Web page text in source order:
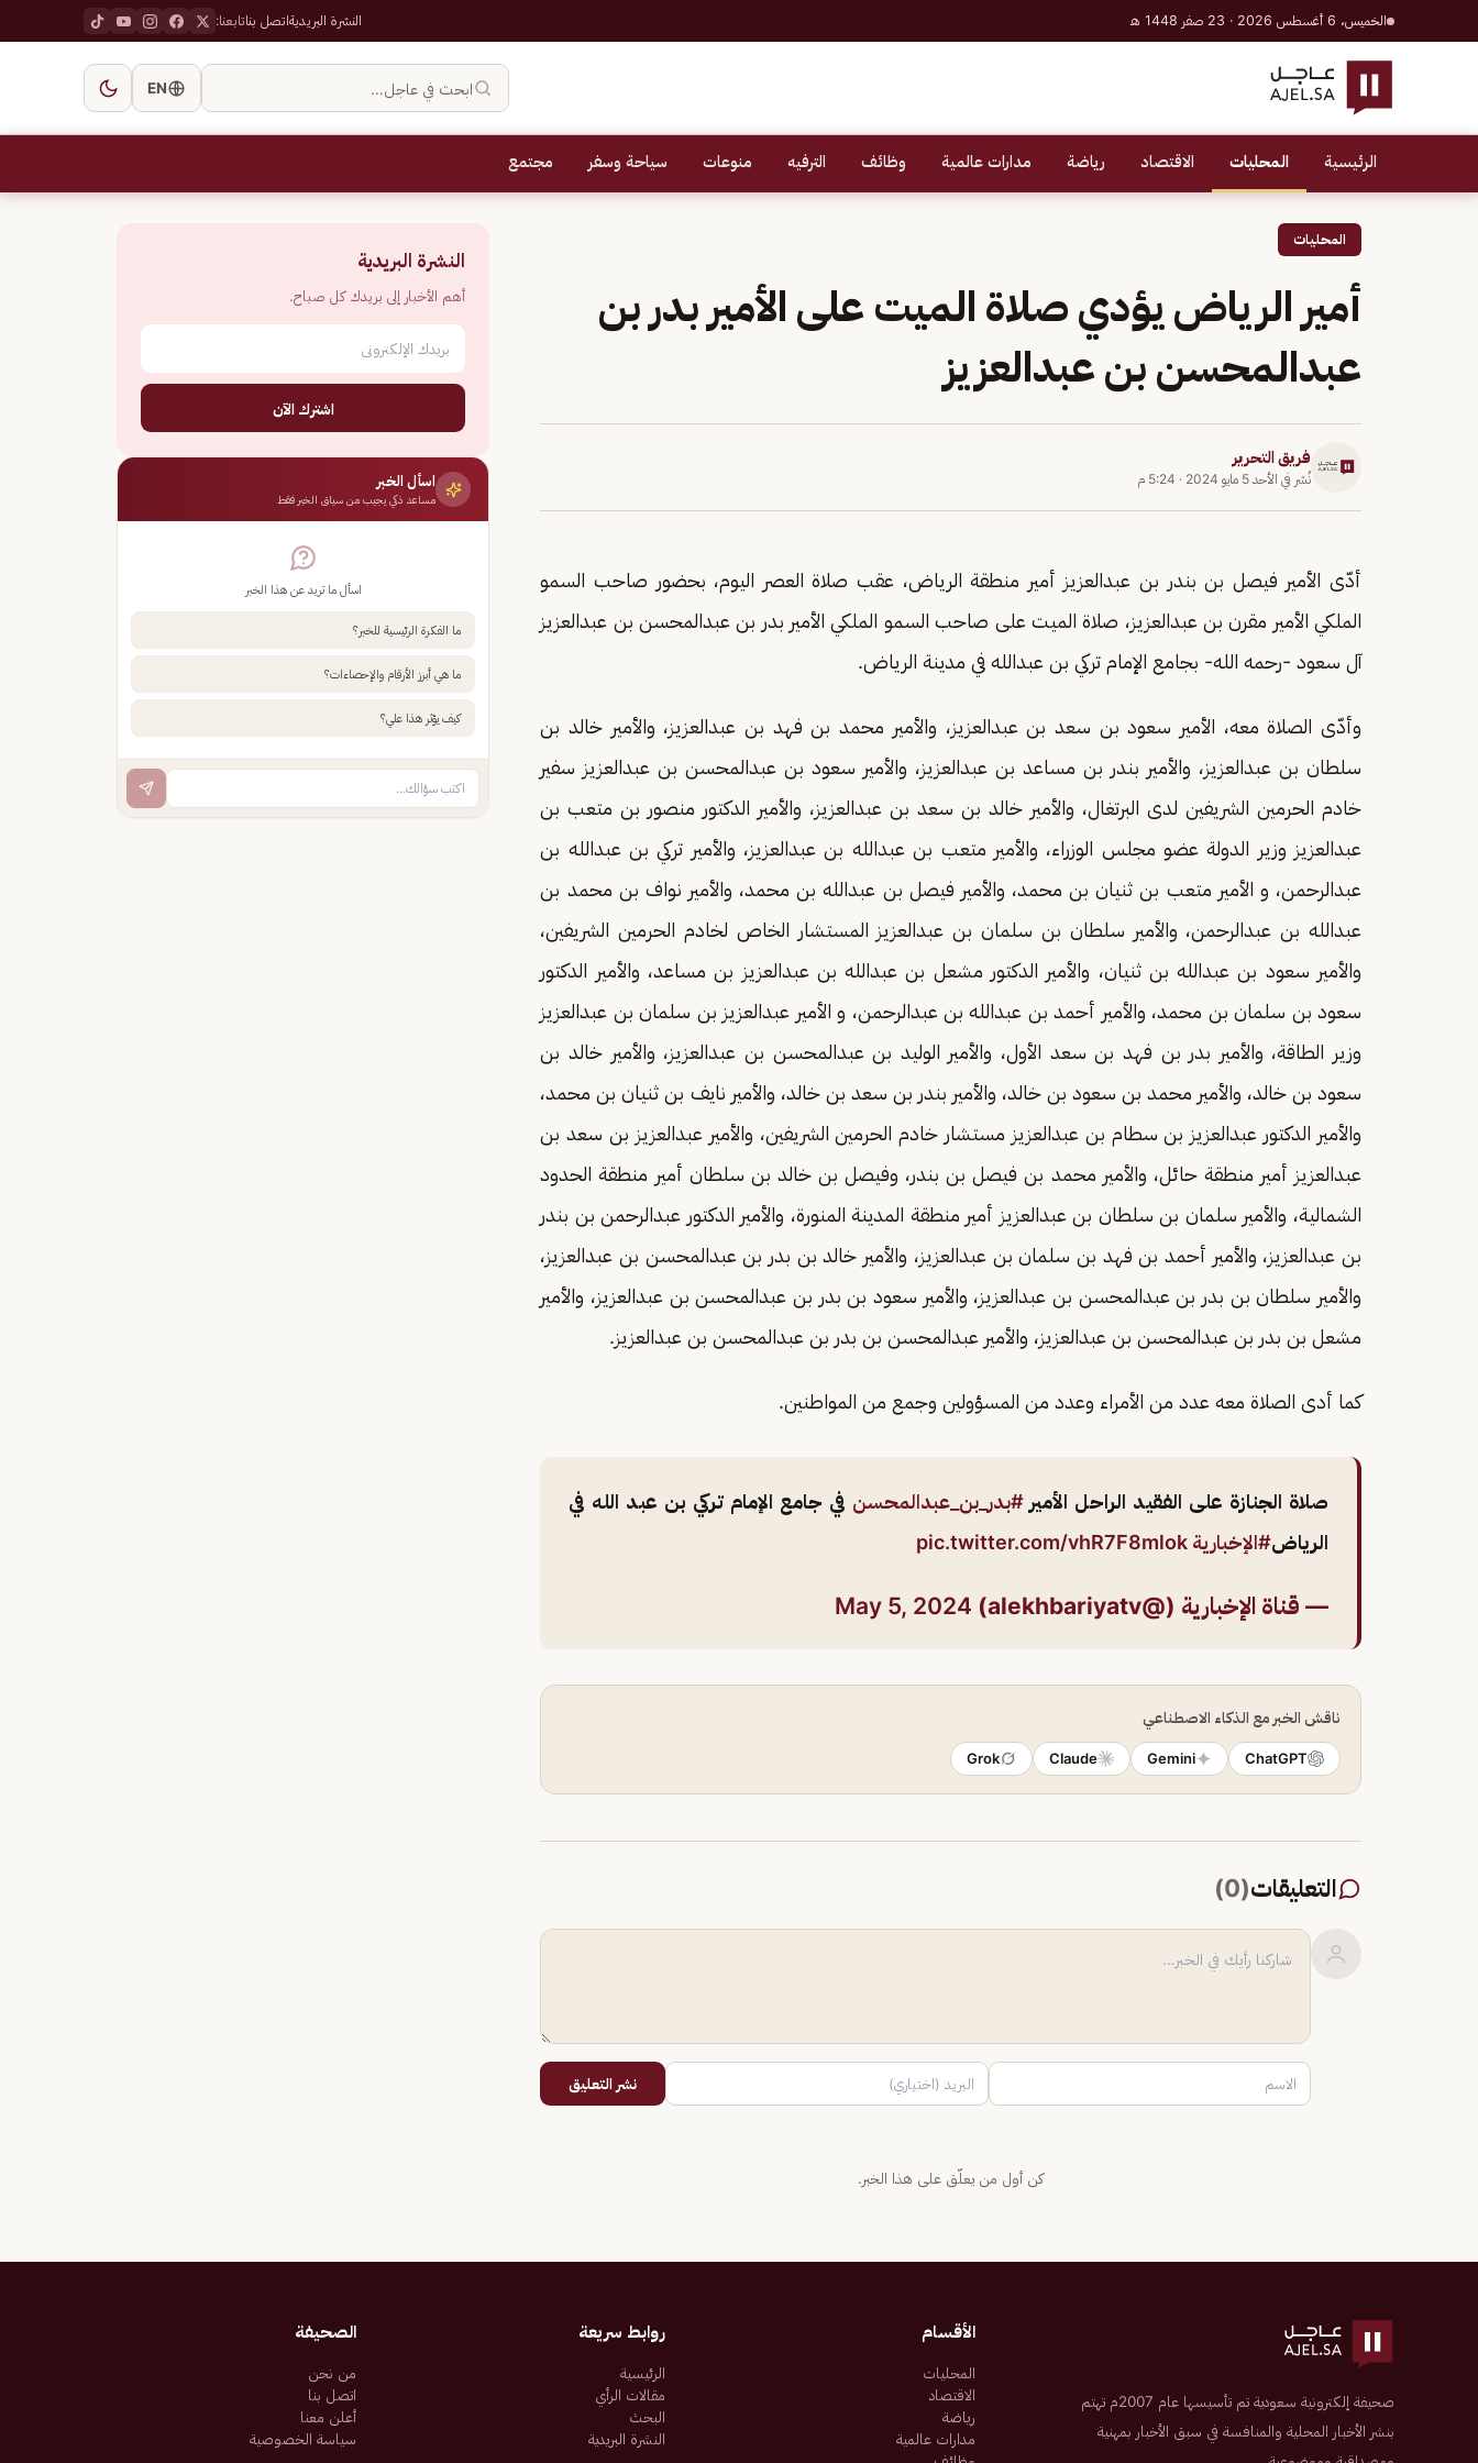
الخميس، 6 أغسطس 2026 · 23 صفر 1448 هـ النشرة البريديةاتصل بناتابعنا:
ابحث في عاجل… EN
الرئيسية المحليات الاقتصاد رياضة مدارات عالمية وظائف الترفيه منوعات سياحة وسفر مجتمع
المحليات
أمير الرياض يؤدي صلاة الميت على الأمير بدر بن
عبدالمحسن بن عبدالعزيز
فريق التحرير
نُشر في الأحد 5 مايو 2024 · 5:24 م
أدّى الأمير فيصل بن بندر بن عبدالعزيز أمير منطقة الرياض، عقب صلاة العصر اليوم، بحضور صاحب السمو
الملكي الأمير مقرن بن عبدالعزيز، صلاة الميت على صاحب السمو الملكي الأمير بدر بن عبدالمحسن بن عبدالعزيز
آل سعود -رحمه الله- بجامع الإمام تركي بن عبدالله في مدينة الرياض.
وأدّى الصلاة معه، الأمير سعود بن سعد بن عبدالعزيز، والأمير محمد بن فهد بن عبدالعزيز، والأمير خالد بن
سلطان بن عبدالعزيز، والأمير بندر بن مساعد بن عبدالعزيز، والأمير سعود بن عبدالمحسن بن عبدالعزيز سفير
خادم الحرمين الشريفين لدى البرتغال، والأمير خالد بن سعد بن عبدالعزيز، والأمير الدكتور منصور بن متعب بن
عبدالعزيز وزير الدولة عضو مجلس الوزراء، والأمير متعب بن عبدالله بن عبدالعزيز، والأمير تركي بن عبدالله بن
عبدالرحمن، و الأمير متعب بن ثنيان بن محمد، والأمير فيصل بن عبدالله بن محمد، والأمير نواف بن محمد بن
عبدالله بن عبدالرحمن، والأمير سلطان بن سلمان بن عبدالعزيز المستشار الخاص لخادم الحرمين الشريفين،
والأمير سعود بن عبدالله بن ثنيان، والأمير الدكتور مشعل بن عبدالله بن عبدالعزيز بن مساعد، والأمير الدكتور
سعود بن سلمان بن محمد، والأمير أحمد بن عبدالله بن عبدالرحمن، و الأمير عبدالعزيز بن سلمان بن عبدالعزيز
وزير الطاقة، والأمير بدر بن فهد بن سعد الأول، والأمير الوليد بن عبدالمحسن بن عبدالعزيز، والأمير خالد بن
سعود بن خالد، والأمير محمد بن سعود بن خالد، والأمير بندر بن سعد بن خالد، والأمير نايف بن ثنيان بن محمد،
والأمير الدكتور عبدالعزيز بن سطام بن عبدالعزيز مستشار خادم الحرمين الشريفين، والأمير عبدالعزيز بن سعد بن
عبدالعزيز أمير منطقة حائل، والأمير محمد بن فيصل بن بندر، وفيصل بن خالد بن سلطان أمير منطقة الحدود
الشمالية، والأمير سلمان بن سلطان بن عبدالعزيز أمير منطقة المدينة المنورة، والأمير الدكتور عبدالرحمن بن بندر
بن عبدالعزيز، والأمير أحمد بن فهد بن سلمان بن عبدالعزيز، والأمير خالد بن بدر بن عبدالمحسن بن عبدالعزيز،
والأمير سلطان بن بدر بن عبدالمحسن بن عبدالعزيز، والأمير سعود بن بدر بن عبدالمحسن بن عبدالعزيز، والأمير
مشعل بن بدر بن عبدالمحسن بن عبدالعزيز، والأمير عبدالمحسن بن بدر بن عبدالمحسن بن عبدالعزيز.
كما أدى الصلاة معه عدد من الأمراء وعدد من المسؤولين وجمع من المواطنين.
صلاة الجنازة على الفقيد الراحل الأمير#بدر_بن_عبدالمحسن في جامع الإمام تركي بن عبد الله في
الرياض#الإخبارية pic.twitter.com/vhR7F8mlok
— قناة الإخبارية (@alekhbariyatv) May 5, 2024
ناقش الخبر مع الذكاء الاصطناعي
ChatGPT
Gemini
Claude
Grok
التعليقات(
0
)
نشر التعليق
كن أول من يعلّق على هذا الخبر.
النشرة البريدية
أهم الأخبار إلى بريدك كل صباح.
اشترك الآن
اسأل الخبر
مساعد ذكي يجيب من سياق الخبر فقط
اسأل ما تريد عن هذا الخبر
ما الفكرة الرئيسية للخبر؟
ما هي أبرز الأرقام والإحصاءات؟
كيف يؤثر هذا علي؟
صحيفة إلكترونية سعودية تم تأسيسها عام 2007م تهتم
بنشر الأخبار المحلية والمنافسة في سبق الأخبار بمهنية
الأقسام
المحليات
الاقتصاد
رياضة
مدارات عالمية
روابط سريعة
الرئيسية
مقالات الرأي
البحث
النشرة البريدية
الصحيفة
من نحن
اتصل بنا
أعلن معنا
سياسة الخصوصية